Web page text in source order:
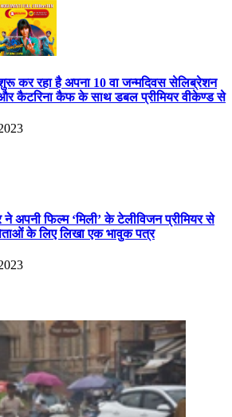
कर रहा है अपना 10 वा जन्मदिवस सेलिब्रेशन
कैटरिना कैफ के साथ डबल प्रीमियर वीकेण्ड से
ने अपनी फिल्म ‘मिली’ के टेलीविजन प्रीमियर से
के लिए लिखा एक भावुक पत्र